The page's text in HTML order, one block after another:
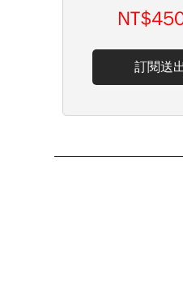
訂閱送